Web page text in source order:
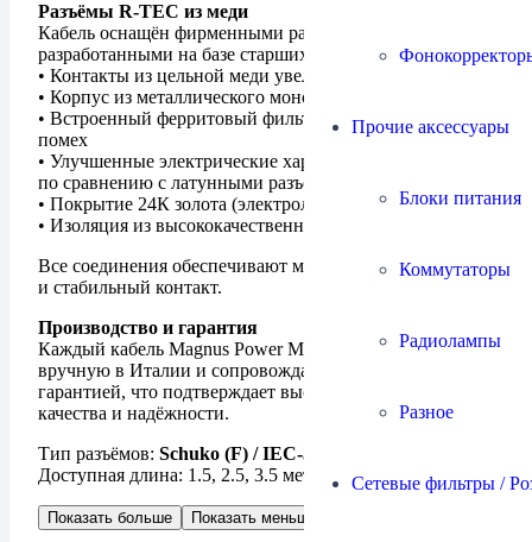
Прочие аксессуары
Блоки питания
Коммутаторы
Радиолампы
Разное
Сетевые фильтры /
Разъёмы R-TEC из меди
Кабель оснащён фирменными разъёмами R-TEC,
разработанными на базе старших серий:
• Контакты из цельной меди увеличенного сечения
• Корпус из металлического моноблока
• Встроенный ферритовый фильтр для подавления
помех
• Улучшенные электрические характеристики (до +30%
по сравнению с латунными разъёмами)
• Покрытие 24К золота (электролитическое нанесение)
• Изоляция из высококачественного полимера
Все соединения обеспечивают максимально надёжный
и стабильный контакт.
Производство и гарантия
Каждый кабель Magnus Power MkII изготавливается
вручную в Италии и сопровождается пожизненной
гарантией, что подтверждает высокий уровень
качества и надёжности.
Тип разъёмов: Schuko (F) / IEC-320 C13
Доступная длина: 1.5, 2.5, 3.5 метра.
Показать больше Показать меньше